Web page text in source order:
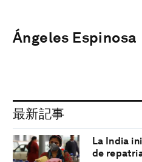
Ángeles Espinosa
最新記事
La India
de